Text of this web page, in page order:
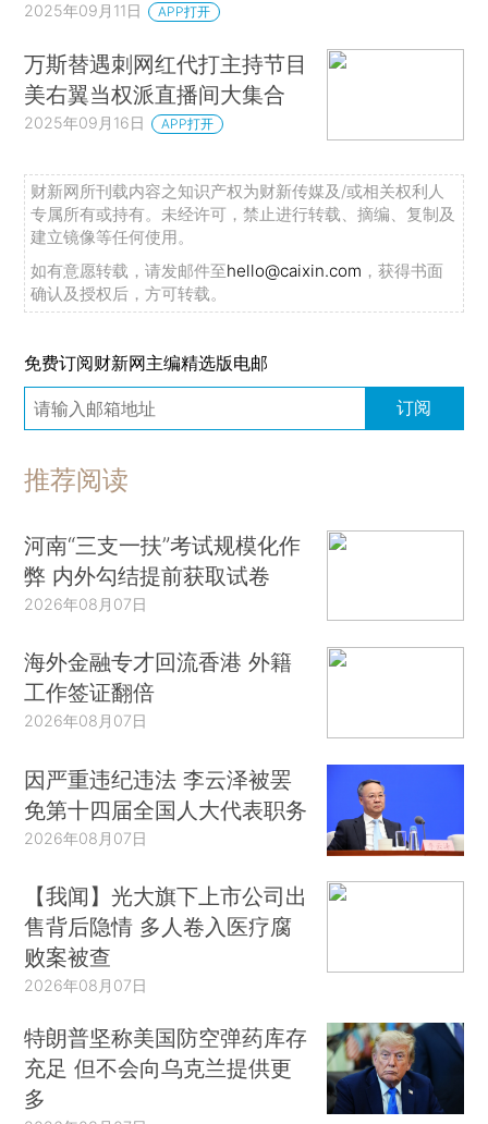
2025年09月11日 APP打开
万斯替遇刺网红代打主持节目
美右翼当权派直播间大集合
2025年09月16日 APP打开
财新网所刊载内容之知识产权为财新传媒及/或相关权利人
专属所有或持有。未经许可，禁止进行转载、摘编、复制及
建立镜像等任何使用。
如有意愿转载，请发邮件至hello@caixin.com ，获得书面
确认及授权后，方可转载。
免费订阅财新网主编精选版电邮
订阅
推荐阅读
河南“三支一扶”考试规模化作
弊 内外勾结提前获取试卷
2026年08月07日
海外金融专才回流香港 外籍
工作签证翻倍
2026年08月07日
因严重违纪违法 李云泽被罢
免第十四届全国人大代表职务
2026年08月07日
【我闻】光大旗下上市公司出
售背后隐情 多人卷入医疗腐
败案被查
2026年08月07日
特朗普坚称美国防空弹药库存
充足 但不会向乌克兰提供更
多